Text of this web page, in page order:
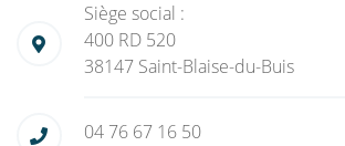
Siège social :
400 RD 520
38147 Saint-Blaise-du-Buis
04 76 67 16 50